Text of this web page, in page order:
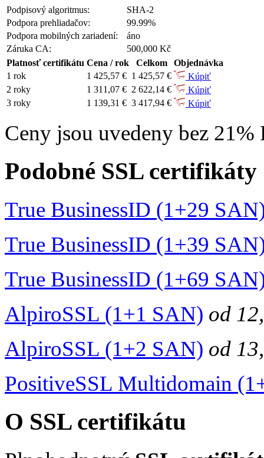
Podpisový algoritmus:
SHA-2
Podpora prehliadačov:
99.99%
Podpora mobilných zariadení:
áno
Záruka CA:
500,000 Kč
Platnosť certifikátu Cena / rok Celkom
Objednávka
1 rok
1 425,57 € 1 425,57 €
Kúpiť
2 roky
1 311,07 € 2 622,14 €
Kúpiť
3 roky
1 139,31 € 3 417,94 € Kúpiť
Ceny jsou uvedeny bez 21%
Podobné SSL certifikáty
True BusinessID (1+29
True BusinessID (1+39
True BusinessID (1+69
AlpiroSSL (1+1 SAN) od
AlpiroSSL (1+2 SAN) od
PositiveSSL Multidomain
O SSL certifikátu